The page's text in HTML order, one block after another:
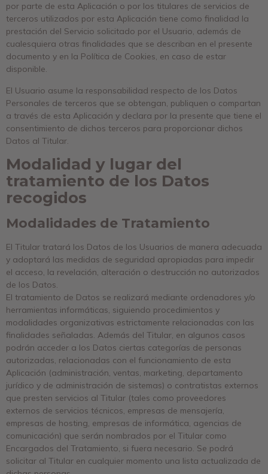
por parte de esta Aplicación o por los titulares de servicios de
terceros utilizados por esta Aplicación tiene como finalidad la
prestación del Servicio solicitado por el Usuario, además de
cualesquiera otras finalidades que se describan en el presente
documento y en la Política de Cookies, en caso de estar
disponible.
El Usuario asume la responsabilidad respecto de los Datos
Personales de terceros que se obtengan, publiquen o compartan
a través de esta Aplicación y declara por la presente que tiene el
consentimiento de dichos terceros para proporcionar dichos
Datos al Titular.
Modalidad y lugar del
tratamiento de los Datos
recogidos
Modalidades de Tratamiento
El Titular tratará los Datos de los Usuarios de manera adecuada
y adoptará las medidas de seguridad apropiadas para impedir
el acceso, la revelación, alteración o destrucción no autorizados
de los Datos.
El tratamiento de Datos se realizará mediante ordenadores y/o
herramientas informáticas, siguiendo procedimientos y
modalidades organizativas estrictamente relacionadas con las
finalidades señaladas. Además del Titular, en algunos casos
podrán acceder a los Datos ciertas categorías de personas
autorizadas, relacionadas con el funcionamiento de esta
Aplicación (administración, ventas, marketing, departamento
jurídico y de administración de sistemas) o contratistas externos
que presten servicios al Titular (tales como proveedores
externos de servicios técnicos, empresas de mensajería,
empresas de hosting, empresas de informática, agencias de
comunicación) que serán nombrados por el Titular como
Encargados del Tratamiento, si fuera necesario. Se podrá
solicitar al Titular en cualquier momento una lista actualizada de